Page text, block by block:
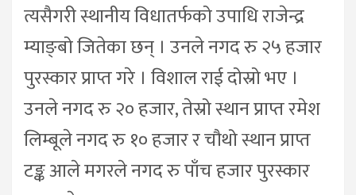
त्यसैगरी स्थानीय विधातर्फको उपाधि राजेन्द्र
म्याङ्बो जितेका छन् । उनले नगद रु २५ हजार
पुरस्कार प्राप्त गरे । विशाल राई दोस्रो भए ।
उनले नगद रु २० हजार, तेस्रो स्थान प्राप्त रमेश
लिम्बूले नगद रु १० हजार र चौथो स्थान प्राप्त
टङ्क आले मगरले नगद रु पाँच हजार पुरस्कार